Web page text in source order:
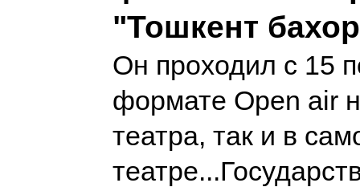
"Тошкент
Он проходил с 15
формате Оpen air
театра, так и в